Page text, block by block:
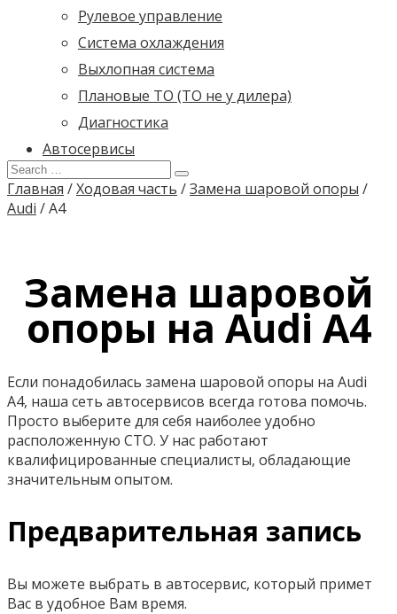
Рулевое управление
Система охлаждения
Выхлопная система
Плановые ТО (ТО не у дилера)
Диагностика
Автосервисы
Главная /Ходовая часть /Замена шаровой опоры /
Audi /A4
Замена шаровой
опоры на Audi A4
Если понадобилась замена шаровой опоры на Audi
A4, наша сеть автосервисов всегда готова помочь.
Просто выберите для себя наиболее удобно
расположенную СТО. У нас работают
квалифицированные специалисты, обладающие
значительным опытом.
Предварительная запись
Вы можете выбрать в автосервис, который примет
Вас в удобное Вам время.